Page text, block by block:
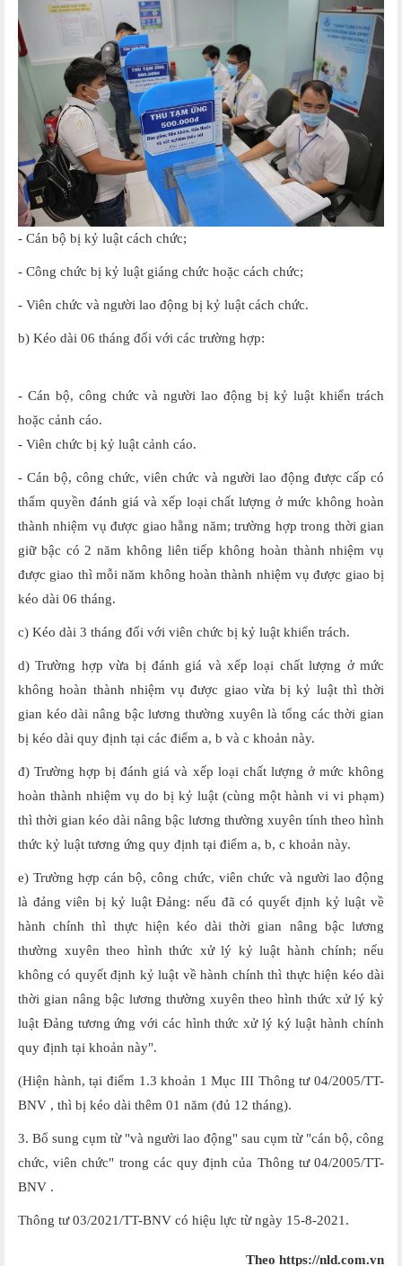
- Cán bộ bị kỷ luật cách chức;
- Công chức bị kỷ luật giáng chức hoặc cách chức;
- Viên chức và người lao động bị kỷ luật cách chức.
b) Kéo dài 06 tháng đối với các trường hợp:
- Cán bộ, công chức và người lao động bị kỷ luật khiển trách
hoặc cảnh cáo.
- Viên chức bị kỷ luật cảnh cáo.
- Cán bộ, công chức, viên chức và người lao động được cấp có
thẩm quyền đánh giá và xếp loại chất lượng ở mức không hoàn
thành nhiệm vụ được giao hằng năm; trường hợp trong thời gian
giữ bậc có 2 năm không liên tiếp không hoàn thành nhiệm vụ
được giao thì mỗi năm không hoàn thành nhiệm vụ được giao bị
kéo dài 06 tháng.
c) Kéo dài 3 tháng đối với viên chức bị kỷ luật khiển trách.
d) Trường hợp vừa bị đánh giá và xếp loại chất lượng ở mức
không hoàn thành nhiệm vụ được giao vừa bị kỷ luật thì thời
gian kéo dài nâng bậc lương thường xuyên là tổng các thời gian
bị kéo dài quy định tại các điểm a, b và c khoản này.
đ) Trường hợp bị đánh giá và xếp loại chất lượng ở mức không
hoàn thành nhiệm vụ do bị kỷ luật (cùng một hành vi vi phạm)
thì thời gian kéo dài nâng bậc lương thường xuyên tính theo hình
thức kỷ luật tương ứng quy định tại điểm a, b, c khoản này.
e) Trường hợp cán bộ, công chức, viên chức và người lao động
là đảng viên bị kỷ luật Đảng: nếu đã có quyết định kỷ luật về
hành chính thì thực hiện kéo dài thời gian nâng bậc lương
thường xuyên theo hình thức xử lý kỷ luật hành chính; nếu
không có quyết định kỷ luật về hành chính thì thực hiện kéo dài
thời gian nâng bậc lương thường xuyên theo hình thức xử lý kỷ
luật Đảng tương ứng với các hình thức xử lý ký luật hành chính
quy định tại khoản này".
(Hiện hành, tại điểm 1.3 khoản 1 Mục III Thông tư 04/2005/TT-
BNV , thì bị kéo dài thêm 01 năm (đủ 12 tháng).
3. Bổ sung cụm từ "và người lao động" sau cụm từ "cán bộ, công
chức, viên chức" trong các quy định của Thông tư 04/2005/TT-
BNV .
Thông tư 03/2021/TT-BNV có hiệu lực từ ngày 15-8-2021.
Theo https://nld.com.vn